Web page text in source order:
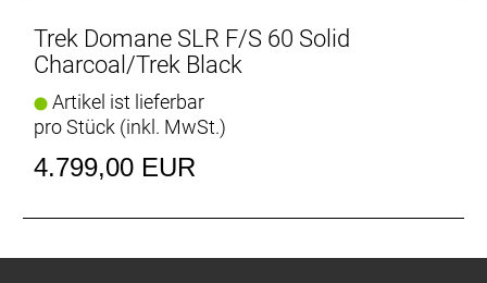
Trek Domane SLR F/S 60 Solid
Charcoal/Trek Black
Artikel ist lieferbar
pro Stück (inkl. MwSt.)
4.799,00 EUR